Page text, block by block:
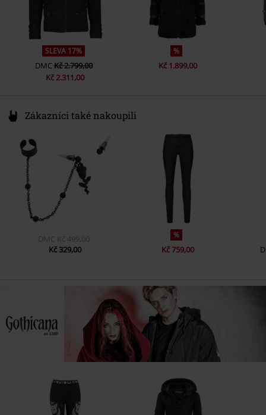
Náprsní kapsy, Boční kapsy
Vnitřní kapsa
SLEVA 17%
DMCKč 2.799,00
Kč 2.311,00
%
Kč 1.899,00
Zákazníci také nakoupili
DMC Kč 499,00
Kč 329,00
%
Kč 759,00